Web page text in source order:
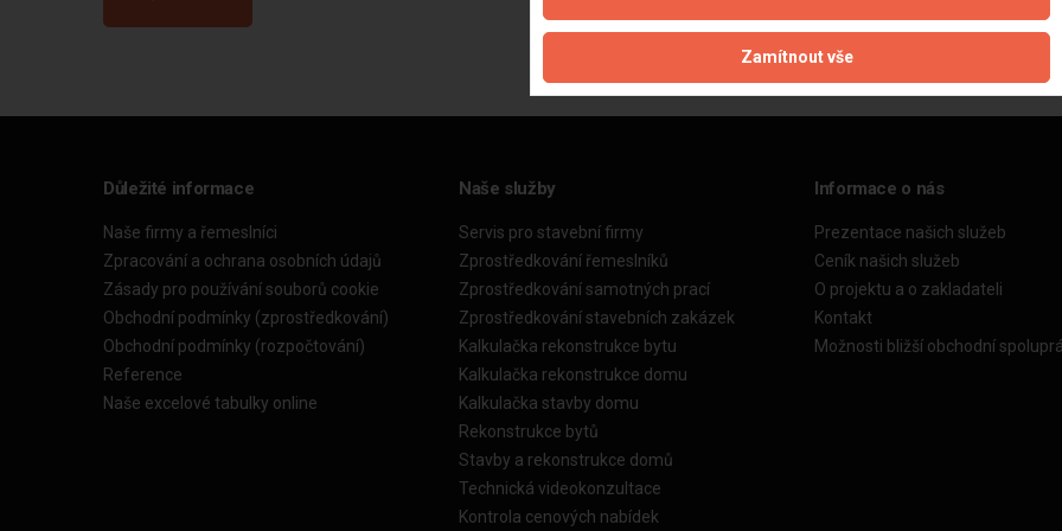
Důležité informace
Naše firmy a řemeslníci
Zpracování a ochrana osobních údajů
Zásady pro používání souborů cookie
Obchodní podmínky (zprostředkování)
Obchodní podmínky (rozpočtování)
Reference
Naše excelové tabulky online
Naše služby
Servis pro stavební firmy
Zprostředkování řemeslníků
Zprostředkování samotných prací
Zprostředkování stavebních zakázek
Kalkulačka rekonstrukce bytu
Kalkulačka rekonstrukce domu
Kalkulačka stavby domu
Rekonstrukce bytů
Stavby a rekonstrukce domů
Technická videokonzultace
Kontrola cenových nabídek
Informace o nás
Prezentace našich služeb
Ceník našich služeb
O projektu a o zakladateli
Kontakt
Možnosti bližší obchodní
Zamítnout vše